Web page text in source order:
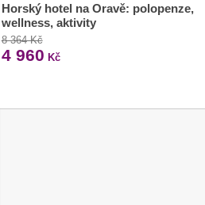
Horský hotel na Oravě: polopenze,
wellness, aktivity
8 364 Kč
4 960 Kč